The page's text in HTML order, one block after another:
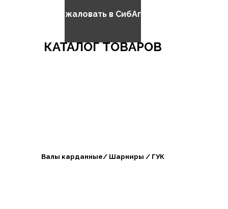
Добро пожаловать в СибАгроБизнес
КАТАЛОГ ТОВАРОВ
Валы карданные/ Шарниры / ГУК